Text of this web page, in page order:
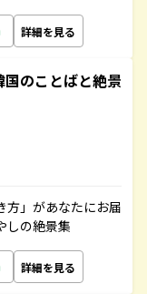
詳細を見る
のことばと絶景
方」があなたにお届
しの絶景集
詳細を見る